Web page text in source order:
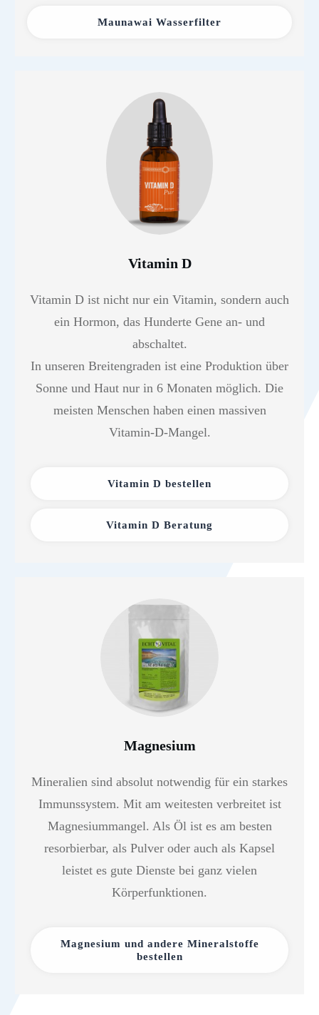
Maunawai Wasserfilter
Vitamin D
Vitamin D ist nicht nur ein Vitamin, sondern auch
ein Hormon, das Hunderte Gene an- und
abschaltet.
In unseren Breitengraden ist eine Produktion über
Sonne und Haut nur in 6 Monaten möglich. Die
meisten Menschen haben einen massiven
Vitamin-D-Mangel.
Vitamin D bestellen
Vitamin D Beratung
Magnesium
Mineralien sind absolut notwendig für ein starkes
Immunssystem. Mit am weitesten verbreitet ist
Magnesiummangel. Als Öl ist es am besten
resorbierbar, als Pulver oder auch als Kapsel
leistet es gute Dienste bei ganz vielen
Körperfunktionen.
Magnesium und andere Mineralstoffe
bestellen